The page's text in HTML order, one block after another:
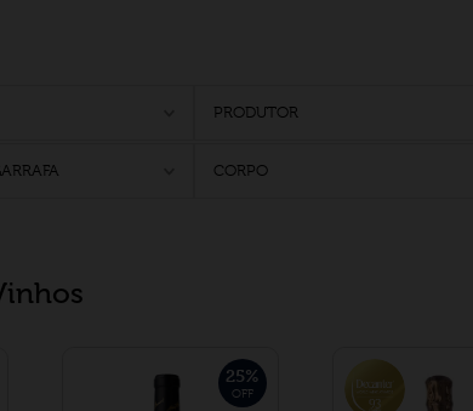
CORPO
PRODUTOR
25%
OFF